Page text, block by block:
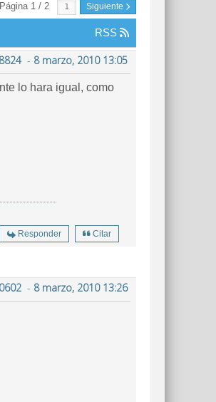
Página 1 / 2 Siguiente
RSS
- 8 marzo, 2010 13:05
lo hara igual, como
Responder Citar
- 8 marzo, 2010 13:26